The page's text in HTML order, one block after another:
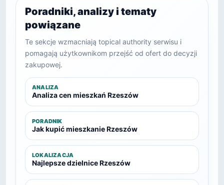
Poradniki, analizy i tematy
powiązane
Te sekcje wzmacniają topical authority serwisu i
pomagają użytkownikom przejść od ofert do decyzji
zakupowej.
ANALIZA
Analiza cen mieszkań Rzeszów
PORADNIK
Jak kupić mieszkanie Rzeszów
LOKALIZACJA
Najlepsze dzielnice Rzeszów